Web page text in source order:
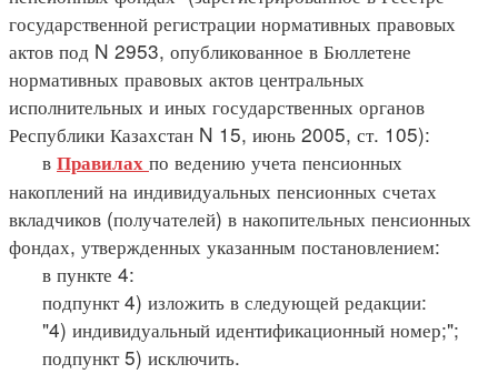
государственной регистрации нормативных правовых
актов под N 2953, опубликованное в Бюллетене
нормативных правовых актов центральных
исполнительных и иных государственных органов
Республики Казахстан N 15, июнь 2005, ст. 105):
в Правилах по ведению учета пенсионных
накоплений на индивидуальных пенсионных счетах
вкладчиков (получателей) в накопительных пенсионных
фондах, утвержденных указанным постановлением:
в пункте 4:
подпункт 4) изложить в следующей редакции:
"4) индивидуальный идентификационный номер;";
подпункт 5) исключить.